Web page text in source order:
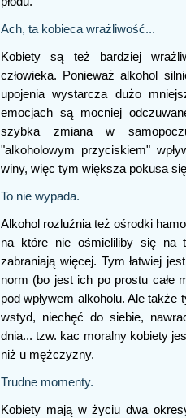
Ach, ta kobieca wrażliwość...
Kobiety są też bardziej
człowieka. Ponieważ alkohol
upojenia wystarcza dużo
emocjach są mocniej
szybka zmiana w
"alkoholowym przyciskiem"
winy, więc tym większa pokusa
To nie wypada.
Alkohol rozluźnia też ośrodki
na które nie ośmieliliby się na
zabraniają więcej. Tym łatwiej
norm (bo jest ich po prostu całe
pod wpływem alkoholu. Ale
wstyd, niechęć do siebie,
dnia... tzw. kac moralny kobiety
niż u mężczyzny.
Trudne momenty.
Kobiety mają w życiu dwa